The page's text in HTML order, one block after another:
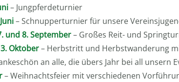
– Jungpferdeturnier
– Schnupperturnier für unsere
und 8. September– Großes Reit- und
Oktober– Herbstritt und Herbstwanderung
an alle, die übers Jahr bei all unsern
– Weihnachtsfeier mit verschiedenen